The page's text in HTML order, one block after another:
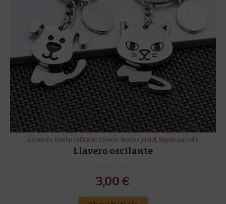
Accesorios,Huellas Callejeras,Llaveros,Regalos para él,Regalos para ella
Llavero oscilante
3,00 €